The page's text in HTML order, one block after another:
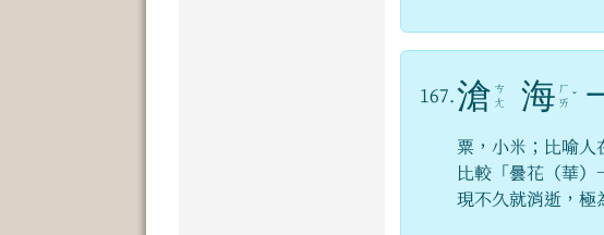
167. 滄 ㄘ
ㄤ
海 ㄏ
ㄞ ˇ
粟，小米；比喻
比較「曇花（華
現不久就消逝，極